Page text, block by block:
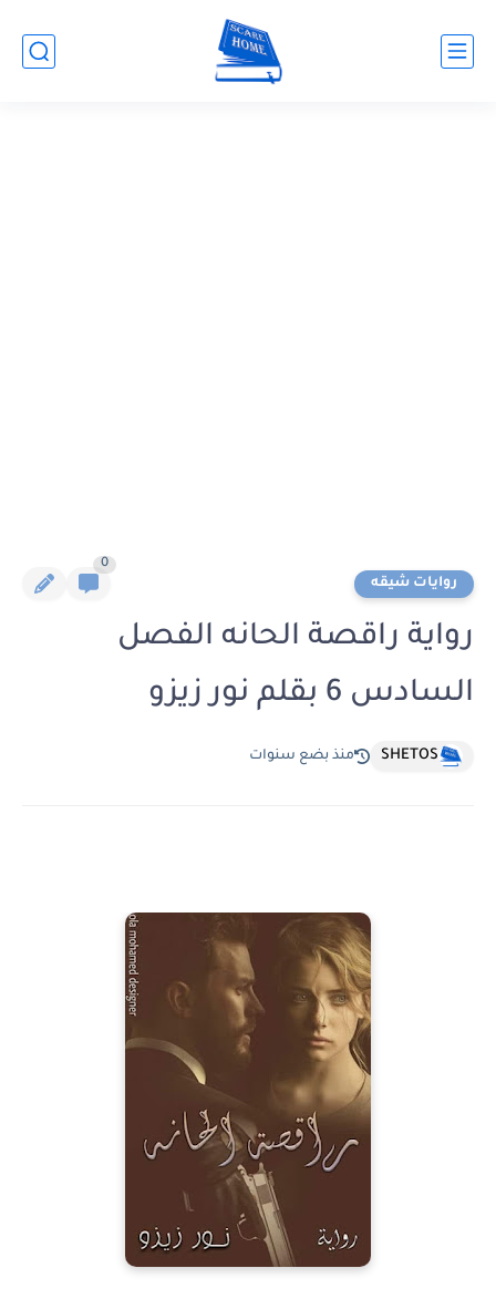
روايات شيقه
0
رواية راقصة الحانه الفصل
السادس 6 بقلم نور زيزو
SHETOS منذ بضع سنوات